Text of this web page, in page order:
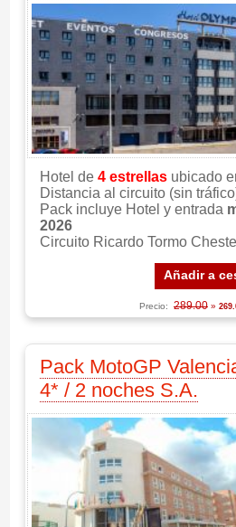
Hotel de 4 estrellasubicado
Distancia al circuito (sin
Pack incluye Hotel y entrada
2026
Circuito Ricardo Tormo Cheste
Añadir a
Precio: 289.00 »
Pack MotoGP
4* / 2 noches S.A.